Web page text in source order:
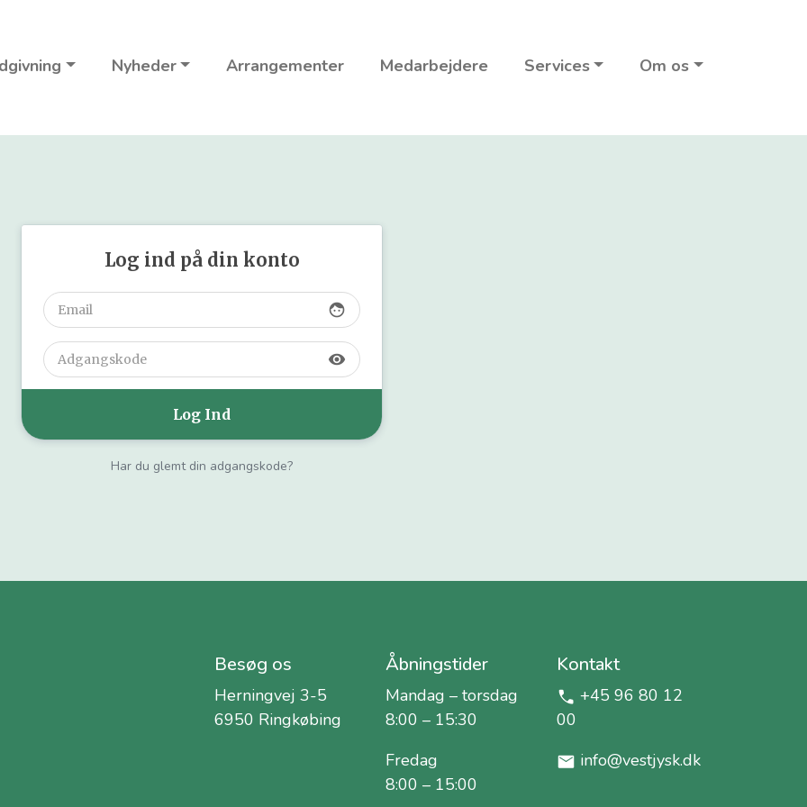
Nyheder Arrangementer Medarbejdere Services Om os
Log ind på din konto
face
visibility
Har du glemt din adgangskode?
Besøg os
Herningvej 3-5
6950 Ringkøbing
Åbningstider
Mandag – torsdag
8:00 – 15:30
Fredag
8:00 – 15:00
Kontakt
+45 96 80 12
00
info@vestjysk.dk